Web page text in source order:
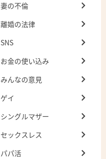
妻の不倫
離婚の法律
SNS
お金の使い込み
みんなの意見
ゲイ
シングルマザー
セックスレス
パパ活